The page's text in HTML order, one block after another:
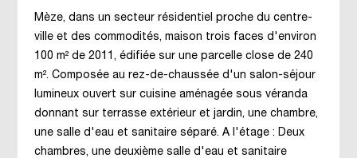
Mèze, dans un secteur résidentiel proche du centre-
ville et des commodités, maison trois faces d'environ
100 m² de 2011, édifiée sur une parcelle close de 240
m². Composée au rez-de-chaussée d'un salon-séjour
lumineux ouvert sur cuisine aménagée sous véranda
donnant sur terrasse extérieur et jardin, une chambre,
une salle d'eau et sanitaire séparé. A l'étage : Deux
chambres, une deuxième salle d'eau et sanitaire